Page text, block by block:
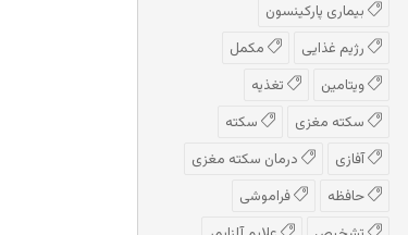
بیماری پارکینسون
رژیم غذایی
مکمل
ویتامین
تغذیه
سکته مغزی
سکته
آفازی
درمان سکته مغزی
حافظه
فراموشی